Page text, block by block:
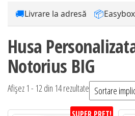
🚚Livrare la adresă 📦Easybox
Husa
Notorius BIG
Afișez 1 - 12 din 14 rezultate